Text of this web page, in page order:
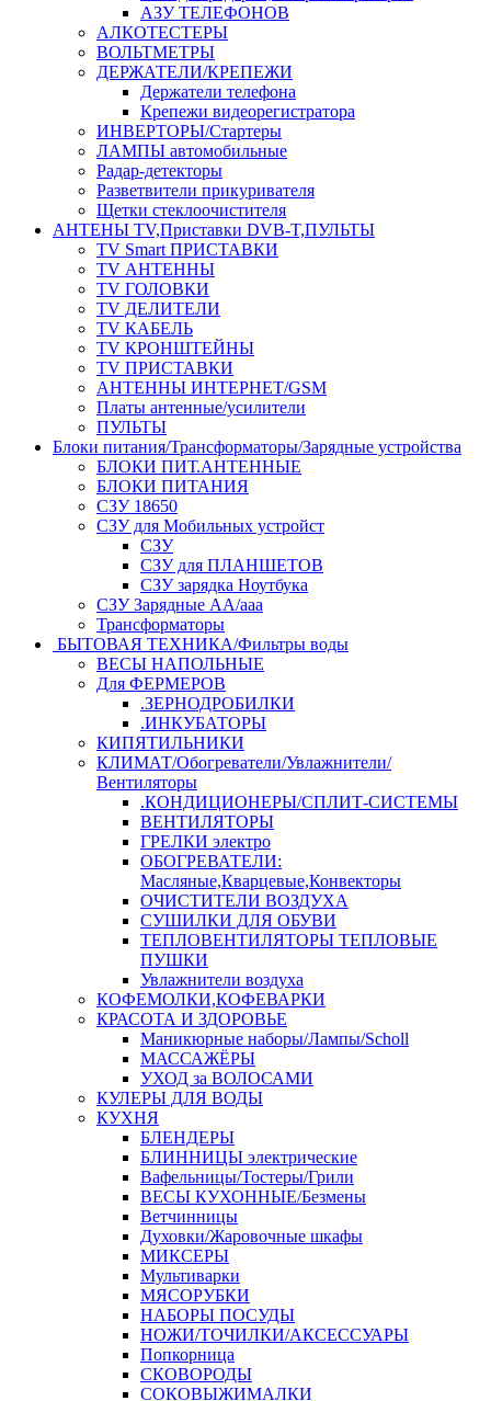
АЗУ ТЕЛЕФОНОВ
АЛКОТЕСТЕРЫ
ВОЛЬТМЕТРЫ
ДЕРЖАТЕЛИ/КРЕПЕЖИ
Держатели телефона
Крепежи видеорегистратора
ИНВЕРТОРЫ/Стартеры
ЛАМПЫ автомобильные
Радар-детекторы
Разветвители прикуривателя
Щетки стеклоочистителя
АНТЕНЫ ТV,Приставки DVB-T,ПУЛЬТЫ
TV Smart ПРИСТАВКИ
TV АНТЕННЫ
TV ГОЛОВКИ
TV ДЕЛИТЕЛИ
TV КАБЕЛЬ
TV КРОНШТЕЙНЫ
TV ПРИСТАВКИ
АНТЕННЫ ИНТЕРНЕТ/GSM
Платы антенные/усилители
ПУЛЬТЫ
Блоки питания/Трансформаторы/Зарядные устройства
БЛОКИ ПИТ.АНТЕННЫЕ
БЛОКИ ПИТАНИЯ
СЗУ 18650
СЗУ для Мобильных устройст
СЗУ
СЗУ для ПЛАНШЕТОВ
СЗУ зарядка Ноутбука
СЗУ Зарядные АА/ааа
Трансформаторы
БЫТОВАЯ ТЕХНИКА/Фильтры воды
ВЕСЫ НАПОЛЬНЫЕ
Для ФЕРМЕРОВ
.ЗЕРНОДРОБИЛКИ
.ИНКУБАТОРЫ
КИПЯТИЛЬНИКИ
КЛИМАТ/Обогреватели/Увлажнители/
Вентиляторы
.КОНДИЦИОНЕРЫ/СПЛИТ-СИСТЕМЫ
ВЕНТИЛЯТОРЫ
ГРЕЛКИ электро
ОБОГРЕВАТЕЛИ:
Масляные,Кварцевые,Конвекторы
ОЧИСТИТЕЛИ ВОЗДУХА
СУШИЛКИ ДЛЯ ОБУВИ
ТЕПЛОВЕНТИЛЯТОРЫ ТЕПЛОВЫЕ
ПУШКИ
Увлажнители воздуха
КОФЕМОЛКИ,КОФЕВАРКИ
КРАСОТА И ЗДОРОВЬЕ
Маникюрные наборы/Лампы/Scholl
МАССАЖЁРЫ
УХОД за ВОЛОСАМИ
КУЛЕРЫ ДЛЯ ВОДЫ
КУХНЯ
БЛЕНДЕРЫ
БЛИННИЦЫ электрические
Вафельницы/Тостеры/Грили
ВЕСЫ КУХОННЫЕ/Безмены
Ветчинницы
Духовки/Жаровочные шкафы
МИКСЕРЫ
Мультиварки
МЯСОРУБКИ
НАБОРЫ ПОСУДЫ
НОЖИ/ТОЧИЛКИ/АКСЕССУАРЫ
Попкорница
СКОВОРОДЫ
СОКОВЫЖИМАЛКИ